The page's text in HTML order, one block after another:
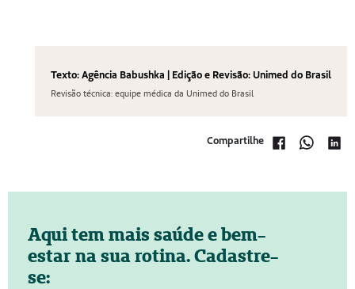
Texto: Agência Babushka | Edição e Revisão: Unimed do Brasil
Revisão técnica: equipe médica da Unimed do Brasil
Compartilhe
Aqui tem mais saúde e bem-
estar na sua rotina. Cadastre-
se: